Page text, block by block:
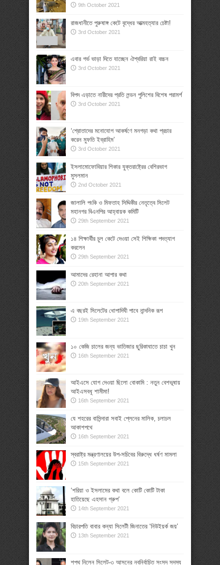
9th October 2021
রাজধানীতে পুরুষাঙ্গ কেটে বৃদ্ধের আত্মহত্যার চেষ্টা!
3rd October 2021
এবার গর্ভ ভাড়া দিতে যাচ্ছেন ঐশ্বরিয়া রাই বচ্চন
3rd October 2021
বিপদ এড়াতে নারীদের প্রতি লন্ডন পুলিশের বিশেষ পরামর্শ
3rd October 2021
‘শ্রোতাদের মনোযোগ আকর্ষণে মনগড়া কথা প্রচার
করেন মুফতি ইব্রাহিম’
3rd October 2021
ইসলামোফোবিয়ার শিকার যুক্তরাষ্ট্রের বেশিরভাগ
মুসলমান
2nd October 2021
জালালি পংকি ও মিফতাহ সিদ্দিকীর নেতৃত্বে সিলেট
মহানগর বিএনপির আহ্বায়ক কমিটি
29th September 2021
১৪ শিক্ষার্থীর চুল কেটে দেওয়া সেই শিক্ষিকা পদত্যাগ
করলেন
29th September 2021
আমাদের রেহানা আপার কথা
20th September 2021
এ বছরই সিলেটের ধোপাদিঘী পাবে নান্দনিক রূপ
19th September 2021
১০ কেজি চালের জন্য ভাতিজার ছুরিকাঘাতে চাচা খুন
16th September 2021
আইএসে যোগ দেওয়া ছিলো বোকামি : নতুন বেশভূষায়
আইএসবধূ শামীমা!
16th September 2021
যে শহরের বাসিন্দারা সবাই প্লেনের মালিক, চলাচল
আকাশপথে
16th September 2021
স্বরাষ্ট্র মন্ত্রণালয়ের উপ-সচিবের বিরুদ্ধে ধর্ষণ মামলা
15th September 2021
‘শরিয়া ও ইসলামের কথা বলে কোটি কোটি টাকা
হাতিয়েছে এহসান গ্রুপ’
14th September 2021
বিচারপতি বাবার কন্যা সিলেটী জিনাতের ‘নিউইয়র্ক জয়’
13th September 2021
শপথ নিলেন সিলেট-৩ আসনের নবনির্বাচিত সংসদ সদস্য